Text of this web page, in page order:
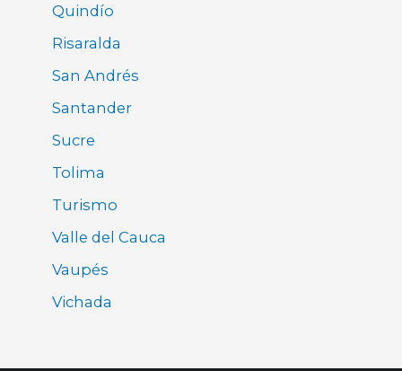
Quindío
Risaralda
San Andrés
Santander
Sucre
Tolima
Turismo
Valle del Cauca
Vaupés
Vichada